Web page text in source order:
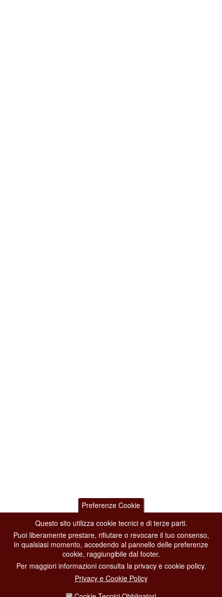
Preferenze Cookie
Questo sito utilizza cookie tecnici e di terze parti.
Puoi liberamente prestare, rifiutare o revocare il tuo consenso,
in qualsiasi momento, accedendo al pannello delle preferenze
cookie, raggiungibile dal footer.
Per maggiori informazioni consulta la privacy e cookie policy.
Privacy e Cookie Policy